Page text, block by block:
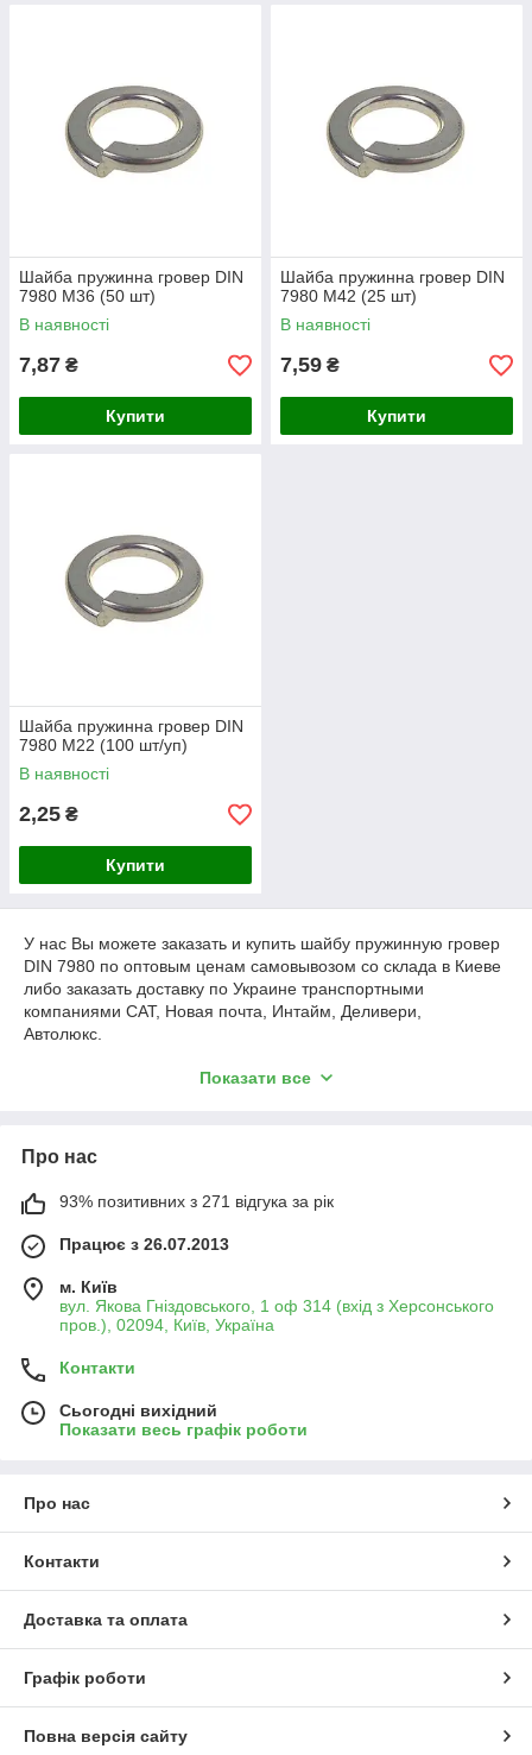
Шайба пружинна гровер DIN
7980 М36 (50 шт)
В наявності
7,87 ₴
Купити
Шайба пружинна гровер DIN
7980 М42 (25 шт)
В наявності
7,59 ₴
Купити
Шайба пружинна гровер DIN
7980 М22 (100 шт/уп)
В наявності
2,25 ₴
Купити
У нас Вы можете заказать и купить шайбу пружинную гровер
DIN 7980 по оптовым ценам самовывозом со склада в Киеве
либо заказать доставку по Украине транспортными
компаниями САТ, Новая почта, Интайм, Деливери,
Автолюкс.
что продажа происходит кратно упаковкам в зависимости от
Подробнее: https://tk-ksk.com/g8582412-shajba-pruzhinnaya-
Показати все
Про нас
93% позитивних з 271 відгука за рік
Працює з 26.07.2013
м. Київ
вул. Якова Гніздовського, 1 оф 314 (вхід з Херсонського
пров.), 02094, Київ, Україна
Контакти
Сьогодні вихідний
Показати весь графік роботи
Про нас
Контакти
Доставка та оплата
Графік роботи
Повна версія сайту